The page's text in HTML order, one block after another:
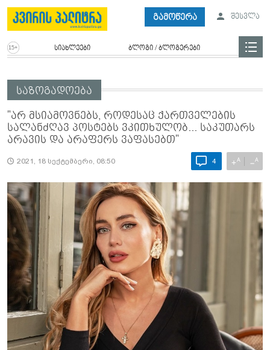
გამოწერა შესვლა
სიახლეები ბლოგი / ბლოგერები
საზოგადოება
"არ მსიამოვნებს, როდესაც ქართველების
სალანძღავ პოსტებს ვკითხულობ... საკუთარს
არავის და არაფერს ვაფასებთ"
2021, 18 სექტემბერი, 08:50 4 +A −A